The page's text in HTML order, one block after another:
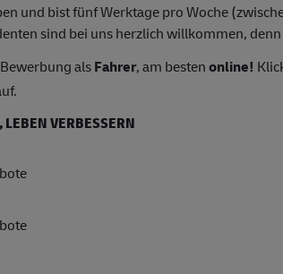
und bist fünf Werktage pro Woche
sind bei uns herzlich willkommen,
alsFahrer, am bestenonline!
VERBESSERN